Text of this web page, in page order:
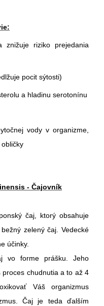
riziko prejedania
pocit sýtosti)
a hladinu serotonínu
vody v organizme,
- Čajovník
čaj, ktorý obsahuje
zelený čaj. Vedecké
účinky.
vo forme prášku. Jeho
chudnutia a to až 4
Váš organizmus
Čaj je teda ďalším